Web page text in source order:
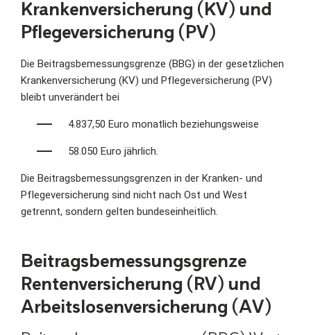
Krankenversicherung (KV) und
Pflegeversicherung (PV)
Die Beitragsbemessungsgrenze (BBG) in der gesetzlichen
Krankenversicherung (KV) und Pflegeversicherung (PV)
bleibt unverändert bei
4.837,50 Euro monatlich beziehungsweise
58.050 Euro jährlich.
Die Beitragsbemessungsgrenzen in der Kranken- und
Pflegeversicherung sind nicht nach Ost und West
getrennt, sondern gelten bundeseinheitlich.
Beitragsbemessungsgrenze
Rentenversicherung (RV) und
Arbeitslosenversicherung (AV)